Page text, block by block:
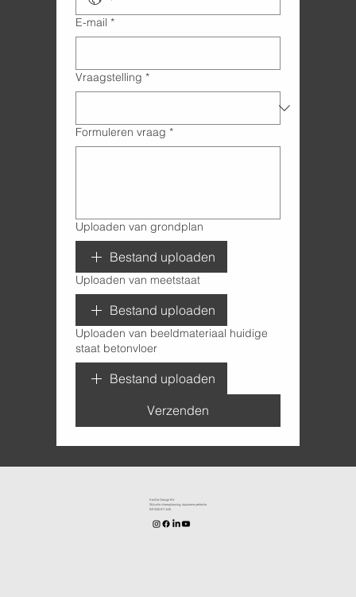
E-mail *
Vraagstelling *
Formuleren vraag *
Uploaden van grondplan
Bestand uploaden
Uploaden van meetstaat
Bestand uploaden
Uploaden van beeldmateriaal huidige
staat betonvloer
Bestand uploaden
Verzenden
KenDa Design BV.
Stijlvolle vloeroplossing, duurzame perfectie
BE1030.911.545